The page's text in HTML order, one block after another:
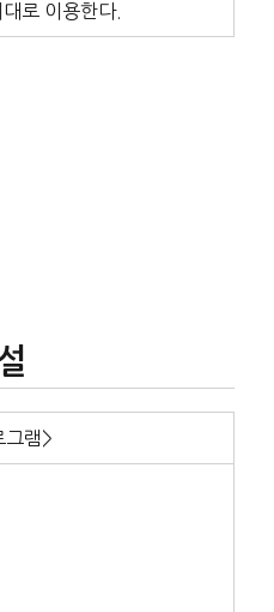
로 이용한다.
그램>